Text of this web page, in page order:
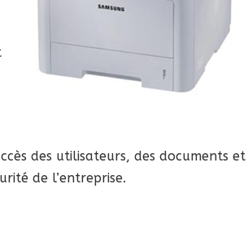
des utilisateurs, des documents et
de l’entreprise.